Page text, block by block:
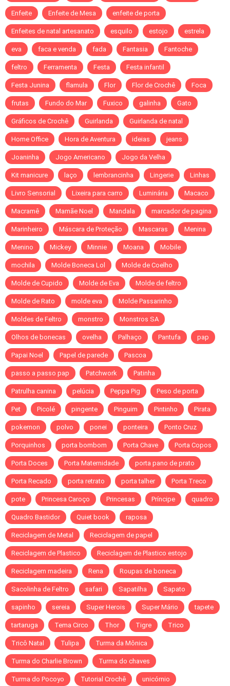
Enfeite Enfeite de Mesa enfeite de porta
Enfeites de natal artesanato esquilo estojo estrela
eva faca e venda fada Fantasia Fantoche
feltro Ferramenta Festa Festa infantil
Festa Junina flamula Flor Flor de Crochê Foca
frutas Fundo do Mar Fuxico galinha Gato
Gráficos de Crochê Guirlanda Guirlanda de natal
Home Office Hora de Aventura ideias jeans
Joaninha Jogo Americano Jogo da Velha
Kit manicure laço lembrancinha Lingerie Linhas
Livro Sensorial Lixeira para carro Luminária Macaco
Macramê Mamãe Noel Mandala marcador de pagina
Marinheiro Máscara de Proteção Mascaras Menina
Menino Mickey Minnie Moana Mobile
mochila Molde Boneca Lol Molde de Coelho
Molde de Cupido Molde de Eva Molde de feltro
Molde de Rato molde eva Molde Passarinho
Moldes de Feltro monstro Monstros SA
Olhos de bonecas ovelha Palhaço Pantufa pap
Papai Noel Papel de parede Pascoa
passo a passo pap Patchwork Patinha
Patrulha canina pelúcia Peppa Pig Peso de porta
Pet Picolé pingente Pinguim Pintinho Pirata
pokemon polvo ponei ponteira Ponto Cruz
Porquinhos porta bombom Porta Chave Porta Copos
Porta Doces Porta Maternidade porta pano de prato
Porta Recado porta retrato porta talher Porta Treco
pote Princesa Caroço Princesas Príncipe quadro
Quadro Bastidor Quiet book raposa
Reciclagem de Metal Reciclagem de papel
Reciclagem de Plastico Reciclagem de Plastico estojo
Reciclagem madeira Rena Roupas de boneca
Sacolinha de Feltro safari Sapatilha Sapato
sapinho sereia Super Herois Super Mário tapete
tartaruga Tema Circo Thor Tigre Trico
Tricô Natal Tulipa Turma da Mônica
Turma do Charlie Brown Turma do chaves
Turma do Pocoyo Tutorial Crochê unicórnio